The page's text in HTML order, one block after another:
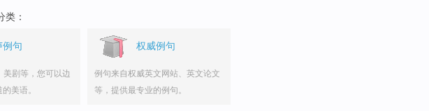
类：
例句
美剧等，您可以边
美语。
权威例句
例句来自权威英文网站、英文论文
等，提供最专业的例句。